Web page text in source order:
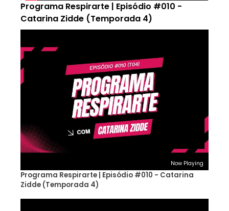
Programa Respirarte | Episódio #010 -
Catarina Zidde (Temporada 4)
Now Playing
Programa Respirarte | Episódio #010 - Catarina
Zidde (Temporada 4)